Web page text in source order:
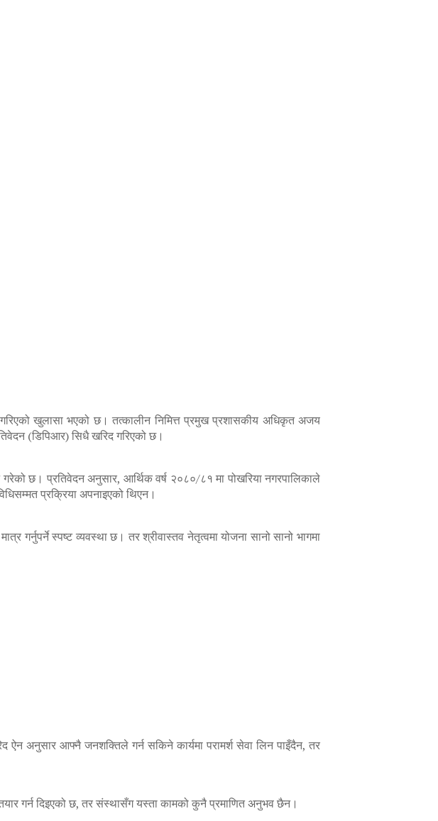
गरिएको खुलासा भएको छ। तत्कालीन निमित्त प्रमुख प्रशासकीय अधिकृत अजय
(डिपिआर) सिधै खरिद गरिएको छ।
गरेको छ। प्रतिवेदन अनुसार, आर्थिक वर्ष २०८०/८१ मा पोखरिया नगरपालिकाले
प्रक्रिया अपनाइएको थिएन।
स्पष्ट व्यवस्था छ। तर श्रीवास्तव नेतृत्वमा योजना सानो सानो भागमा
ऐन अनुसार आफ्नै जनशक्तिले गर्न सकिने कार्यमा परामर्श सेवा लिन पाइँदैन, तर
गर्न दिइएको छ, तर संस्थासँग यस्ता कामको कुनै प्रमाणित अनुभव छैन।